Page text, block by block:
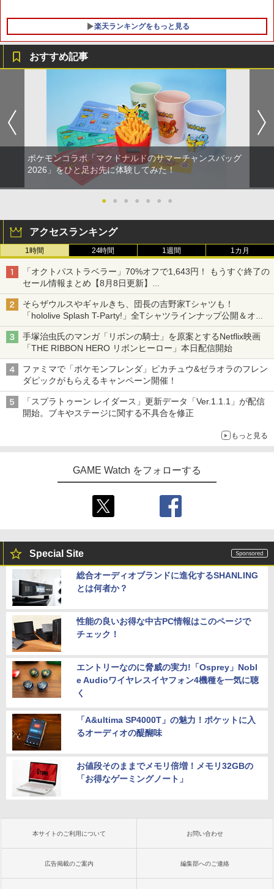
【定形外郵便のみ送料無料】Playstatio
n 5 特許取得済み 日本製 しまリス堂
￥1,100
楽天ランキングをもっと見る
おすすめ記事
ポケモンコラボ「マクドナルドのサマーチャンスバッグ
2026」をひと足お先に体験してみた！
● ● ● ● ● ● ●
アクセスランキング
1時間 24時間 1週間 1カ月
「オクトパストラベラー」70%オフで1,643円！ もうすぐ終了の
セール情報まとめ【8月8日更新】
ニンテンドーeショップでは「大神 絶景版」が67%オフで990円
そらザウルスやギャルきち、団長の吉野家Tシャツも！
「hololive Splash T-Party!」全Tシャツラインナップ公開＆オン
ライン販売開始
手塚治虫氏のマンガ「リボンの騎士」を原案とするNetflix映画
「THE RIBBON HERO リボンヒーロー」本日配信開始
ファミマで「ポケモンフレンダ」ピカチュウ&ゼラオラのフレン
ダピックがもらえるキャンペーン開催！
「スプラトゥーン レイダース」更新データ「Ver.1.1.1」が配信
開始。ブキやステージに関する不具合を修正
もっと見る
GAME Watch をフォローする
Special Site
総合オーディオブランドに進化するSHANLING
とは何者か？
性能の良いお得な中古PC情報はこのページで
チェック！
エントリーなのに脅威の実力!「Osprey」Nobl
e Audioワイヤレスイヤフォン4機種を一気に聴
く
「A&ultima SP4000T」の魅力！ポケットに入
るオーディオの醍醐味
お値段そのままでメモリ倍増！メモリ32GBの
「お得なゲーミングノート」
本サイトのご利用について お問い合わせ
広告掲載のご案内 編集部へのご連絡